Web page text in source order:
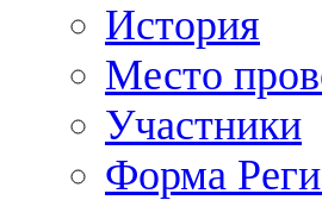
История
Место
Участники
Форма